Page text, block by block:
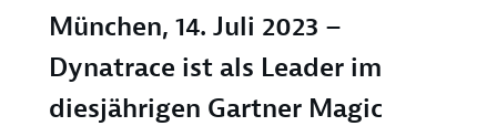
München, 14. Juli 2023 –
Dynatrace ist als Leader im
diesjährigen Gartner Magic